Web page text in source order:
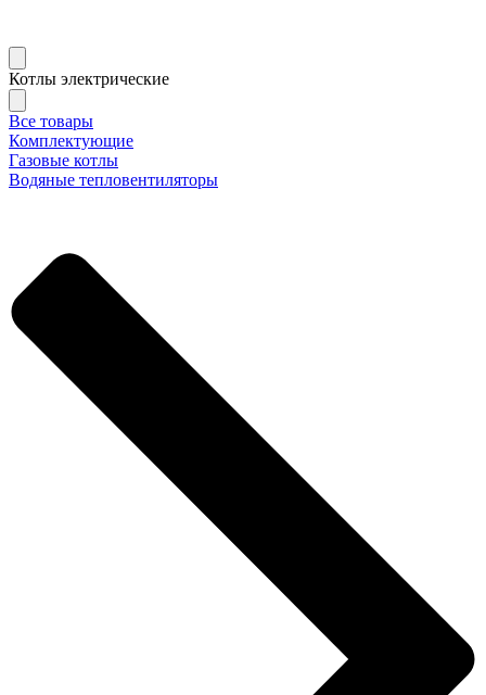
Котлы электрические
Все товары
Комплектующие
Газовые котлы
Водяные тепловентиляторы